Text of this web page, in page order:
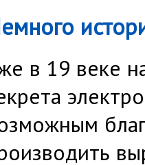
в 19 веке